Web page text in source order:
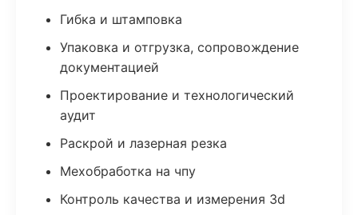
Гибка и штамповка
Упаковка и отгрузка, сопровождение
документацией
Проектирование и технологический
аудит
Раскрой и лазерная резка
Мехобработка на чпу
Контроль качества и измерения 3d